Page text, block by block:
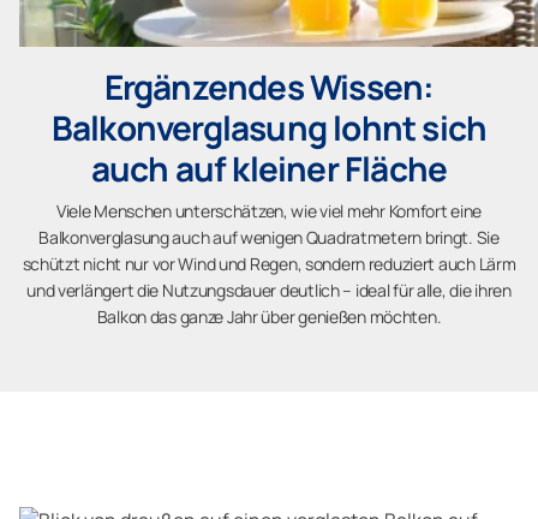
Ergänzendes Wissen:
Balkonverglasung lohnt sich
auch auf kleiner Fläche
Viele Menschen unterschätzen, wie viel mehr Komfort eine
Balkonverglasung auch auf wenigen Quadratmetern bringt. Sie
schützt nicht nur vor Wind und Regen, sondern reduziert auch Lärm
und verlängert die Nutzungsdauer deutlich – ideal für alle, die ihren
Balkon das ganze Jahr über genießen möchten.